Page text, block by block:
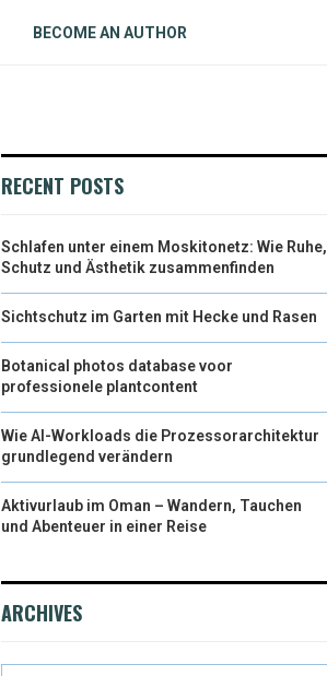
BECOME AN AUTHOR
RECENT POSTS
Schlafen unter einem Moskitonetz: Wie Ruhe,
Schutz und Ästhetik zusammenfinden
Sichtschutz im Garten mit Hecke und Rasen
Botanical photos database voor
professionele plantcontent
Wie AI-Workloads die Prozessorarchitektur
grundlegend verändern
Aktivurlaub im Oman – Wandern, Tauchen
und Abenteuer in einer Reise
ARCHIVES